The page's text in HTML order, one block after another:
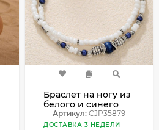
Браслет на ногу из
белого и синего
бисера CJP35879
Артикул: CJP35879
ДОСТАВКА 3 НЕДЕЛИ